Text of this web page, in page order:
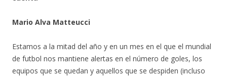
Mario Alva Matteucci
Estamos a la mitad del año y en un mes en el que el mundial
de futbol nos mantiene alertas en el número de goles, los
equipos que se quedan y aquellos que se despiden (incluso